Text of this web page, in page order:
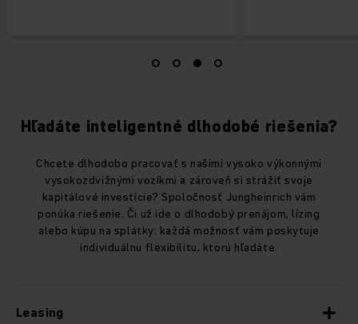
Hľadáte inteligentné dlhodobé riešenia?
Chcete dlhodobo pracovať s našimi vysoko výkonnými
vysokozdvižnými vozíkmi a zároveň si strážiť svoje
kapitálové investície? Spoločnosť Jungheinrich vám
ponúka riešenie. Či už ide o dlhodobý prenájom, lízing
alebo kúpu na splátky: každá možnosť vám poskytuje
individuálnu flexibilitu, ktorú hľadáte.
Leasing